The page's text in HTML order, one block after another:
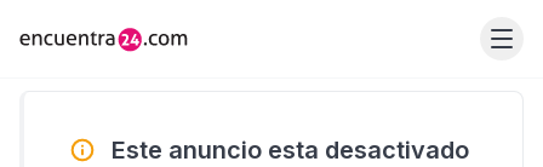
Este anuncio esta desactivado